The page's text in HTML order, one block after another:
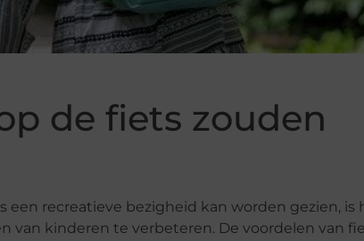
de fiets zouden
een recreatieve bezigheid kan worden gezien, is
van kinderen te verbeteren. De voordelen van